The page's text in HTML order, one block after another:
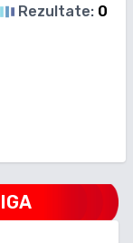
Rezultate: 0